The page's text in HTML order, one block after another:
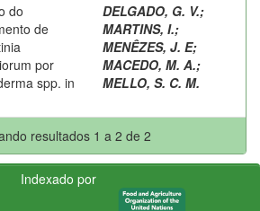
do
de
por
spp. in
DELGADO, G. V.;
MARTINS, I.;
MENÊZES, J. E;
MACEDO, M. A.;
MELLO, S. C. M.
resultados 1 a 2 de 2
Indexado por